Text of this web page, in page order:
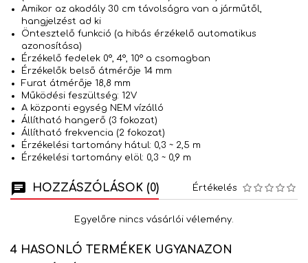
Amikor az akadály 30 cm távolságra van a járműtől,
hangjelzést ad ki
Öntesztelő funkció (a hibás érzékelő automatikus
azonosítása)
Érzékelő fedelek 0°, 4°, 10° a csomagban
Érzékelők belső átmérője 14 mm
Furat átmérője 18,8 mm
Működési feszültség: 12V
A központi egység NEM vízálló
Állítható hangerő (3 fokozat)
Állítható frekvencia (2 fokozat)
Érzékelési tartomány hátul: 0,3 ~ 2,5 m
Érzékelési tartomány elöl: 0,3 ~ 0,9 m
HOZZÁSZÓLÁSOK (0) Értékelés
Egyelőre nincs vásárlói vélemény.
4 HASONLÓ TERMÉKEK UGYANAZON